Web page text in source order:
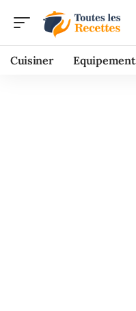
Cuisiner Equipement